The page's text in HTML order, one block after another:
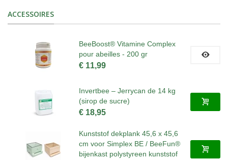
ACCESSOIRES
BeeBoost® Vitamine Complex
pour abeilles - 200 gr
€ 11,99
Invertbee – Jerrycan de 14 kg
(sirop de sucre)
€ 18,95
Kunststof dekplank 45,6 x 45,6
cm voor Simplex BE / BeeFun®
bijenkast polystyreen kunststof